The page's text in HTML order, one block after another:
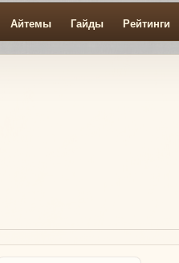
Айтемы Гайды Рейтинги